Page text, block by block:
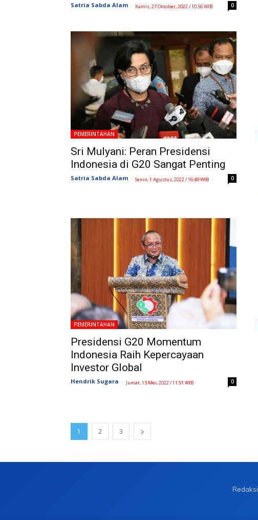
Satria Sabda Alam - Kamis, 27 Oktober, 2022 / 10:56 WIB 0
PEMERINTAHAN
Sri Mulyani: Peran Presidensi
Indonesia di G20 Sangat Penting
Satria Sabda Alam - Senin, 1 Agustus, 2022 / 16:49 WIB 0
PEMERINTAHAN
Presidensi G20 Momentum
Indonesia Raih Kepercayaan
Investor Global
Hendrik Sugara - Jumat, 13 Mei, 2022 / 11:51 WIB 0
1 2 3
Redaksi